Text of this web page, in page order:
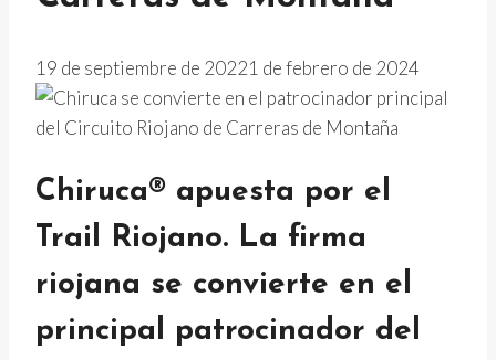
19 de septiembre de 20221 de febrero de 2024
Chiruca® apuesta por el
Trail Riojano. La firma
riojana se convierte en el
principal patrocinador del